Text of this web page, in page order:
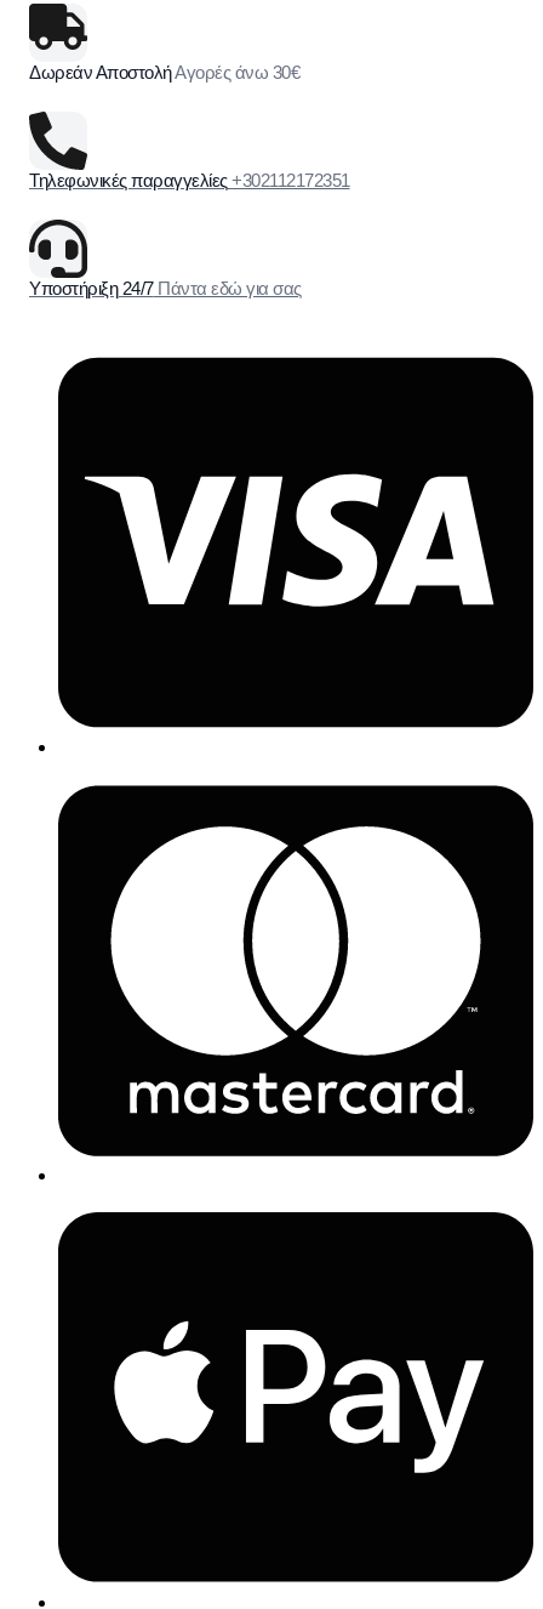
Δωρεάν ΑποστολήΑγορές άνω 30€
Τηλεφωνικές παραγγελίες +302112172351
Υποστήριξη 24/7 Πάντα εδώ για σας